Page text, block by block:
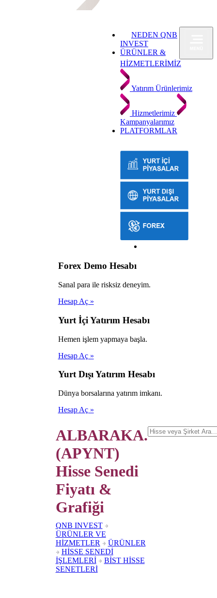
NEDEN QNB
INVEST
ÜRÜNLER &
HİZMETLERİMİZ
Yatırım Ürünlerimiz
Hizmetlerimiz
Kampanyalarımız
PLATFORMLAR
Forex Demo Hesabı
Sanal para ile risksiz deneyim.
Hesap Aç »
Yurt İçi Yatırım Hesabı
Hemen işlem yapmaya başla.
Hesap Aç »
Yurt Dışı Yatırım Hesabı
Dünya borsalarına yatırım imkanı.
Hesap Aç »
ALBARAKA.
(APYNT)
Hisse Senedi
Fiyatı &
Grafiği
QNB INVEST
ÜRÜNLER VE
HİZMETLER
ÜRÜNLER
HİSSE SENEDİ
İŞLEMLERİ
BİST HİSSE
SENETLERİ